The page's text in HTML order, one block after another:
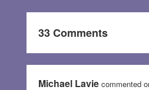
33 Comments
Michael Laviecommented